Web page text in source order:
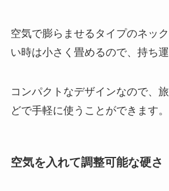
空気で膨らませるタイプのネッ
い時は小さく畳めるので、持ち運
コンパクトなデザインなので、
どで手軽に使うことができます。
空気を入れて調整可能な硬さ